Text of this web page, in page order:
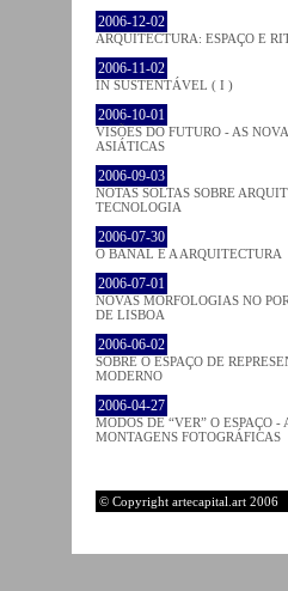
2006-12-02
ARQUITECTURA: ESPAÇO E
2006-11-02
IN SUSTENTÁVEL ( I )
2006-10-01
VISÕES DO FUTURO - AS
ASIÁTICAS
2006-09-03
NOTAS SOLTAS SOBRE
TECNOLOGIA
2006-07-30
O BANAL E A ARQUITECTURA
2006-07-01
NOVAS MORFOLOGIAS NO
DE LISBOA
2006-06-02
SOBRE O ESPAÇO DE
MODERNO
2006-04-27
MODOS DE “VER” O ESPAÇO -
MONTAGENS FOTOGRÁFICAS
© Copyright artecapital.art 2006